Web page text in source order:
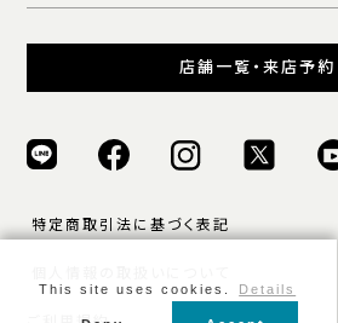
店舗一覧・来店予約
特定商取引法に基づく表記
This site uses cookies. Details